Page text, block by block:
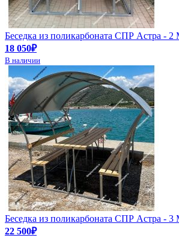
Беседка из поликарбоната СПР Астра - 2
18 050₽
В наличии
Беседка из поликарбоната СПР Астра - 3
22 500₽